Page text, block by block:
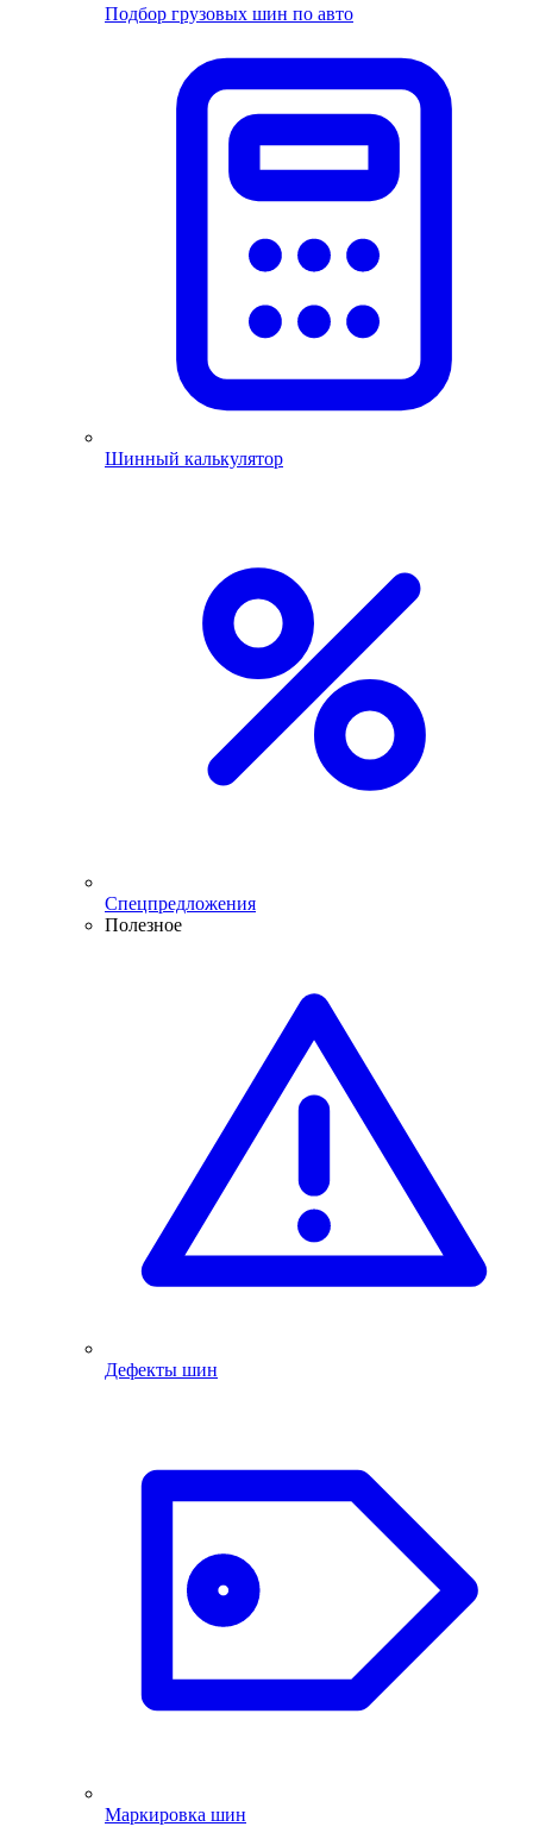
Подбор грузовых шин по авто
Шинный калькулятор
Спецпредложения
Полезное
Дефекты шин
Маркировка шин